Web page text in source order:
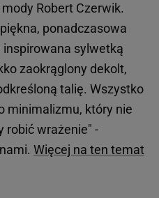
Robert Czerwik.
ponadczasowa
sylwetką
zaokrąglony dekolt,
talię. Wszystko
minimalizmu, który nie
robić wrażenie" -
Więcej na ten temat